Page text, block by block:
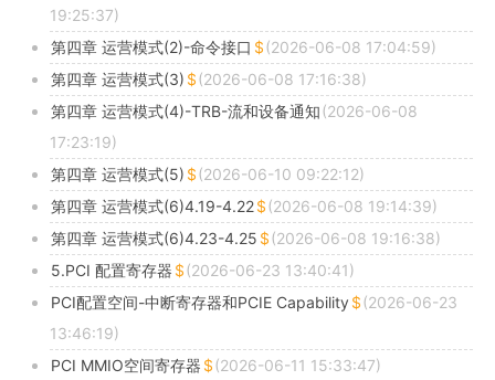
19:25:37)
第四章 运营模式(2)-命令接口
(2026-06-08 17:04:59)
第四章 运营模式(3)
(2026-06-08 17:16:38)
第四章 运营模式(4)-TRB-流和设备通知(2026-06-08
17:23:19)
第四章 运营模式(5)
(2026-06-10 09:22:12)
第四章 运营模式(6)4.19-4.22
(2026-06-08 19:14:39)
第四章 运营模式(6)4.23-4.25
(2026-06-08 19:16:38)
5.PCI 配置寄存器
(2026-06-23 13:40:41)
PCI配置空间-中断寄存器和PCIE Capability
(2026-06-23
13:46:19)
PCI MMIO空间寄存器
(2026-06-11 15:33:47)